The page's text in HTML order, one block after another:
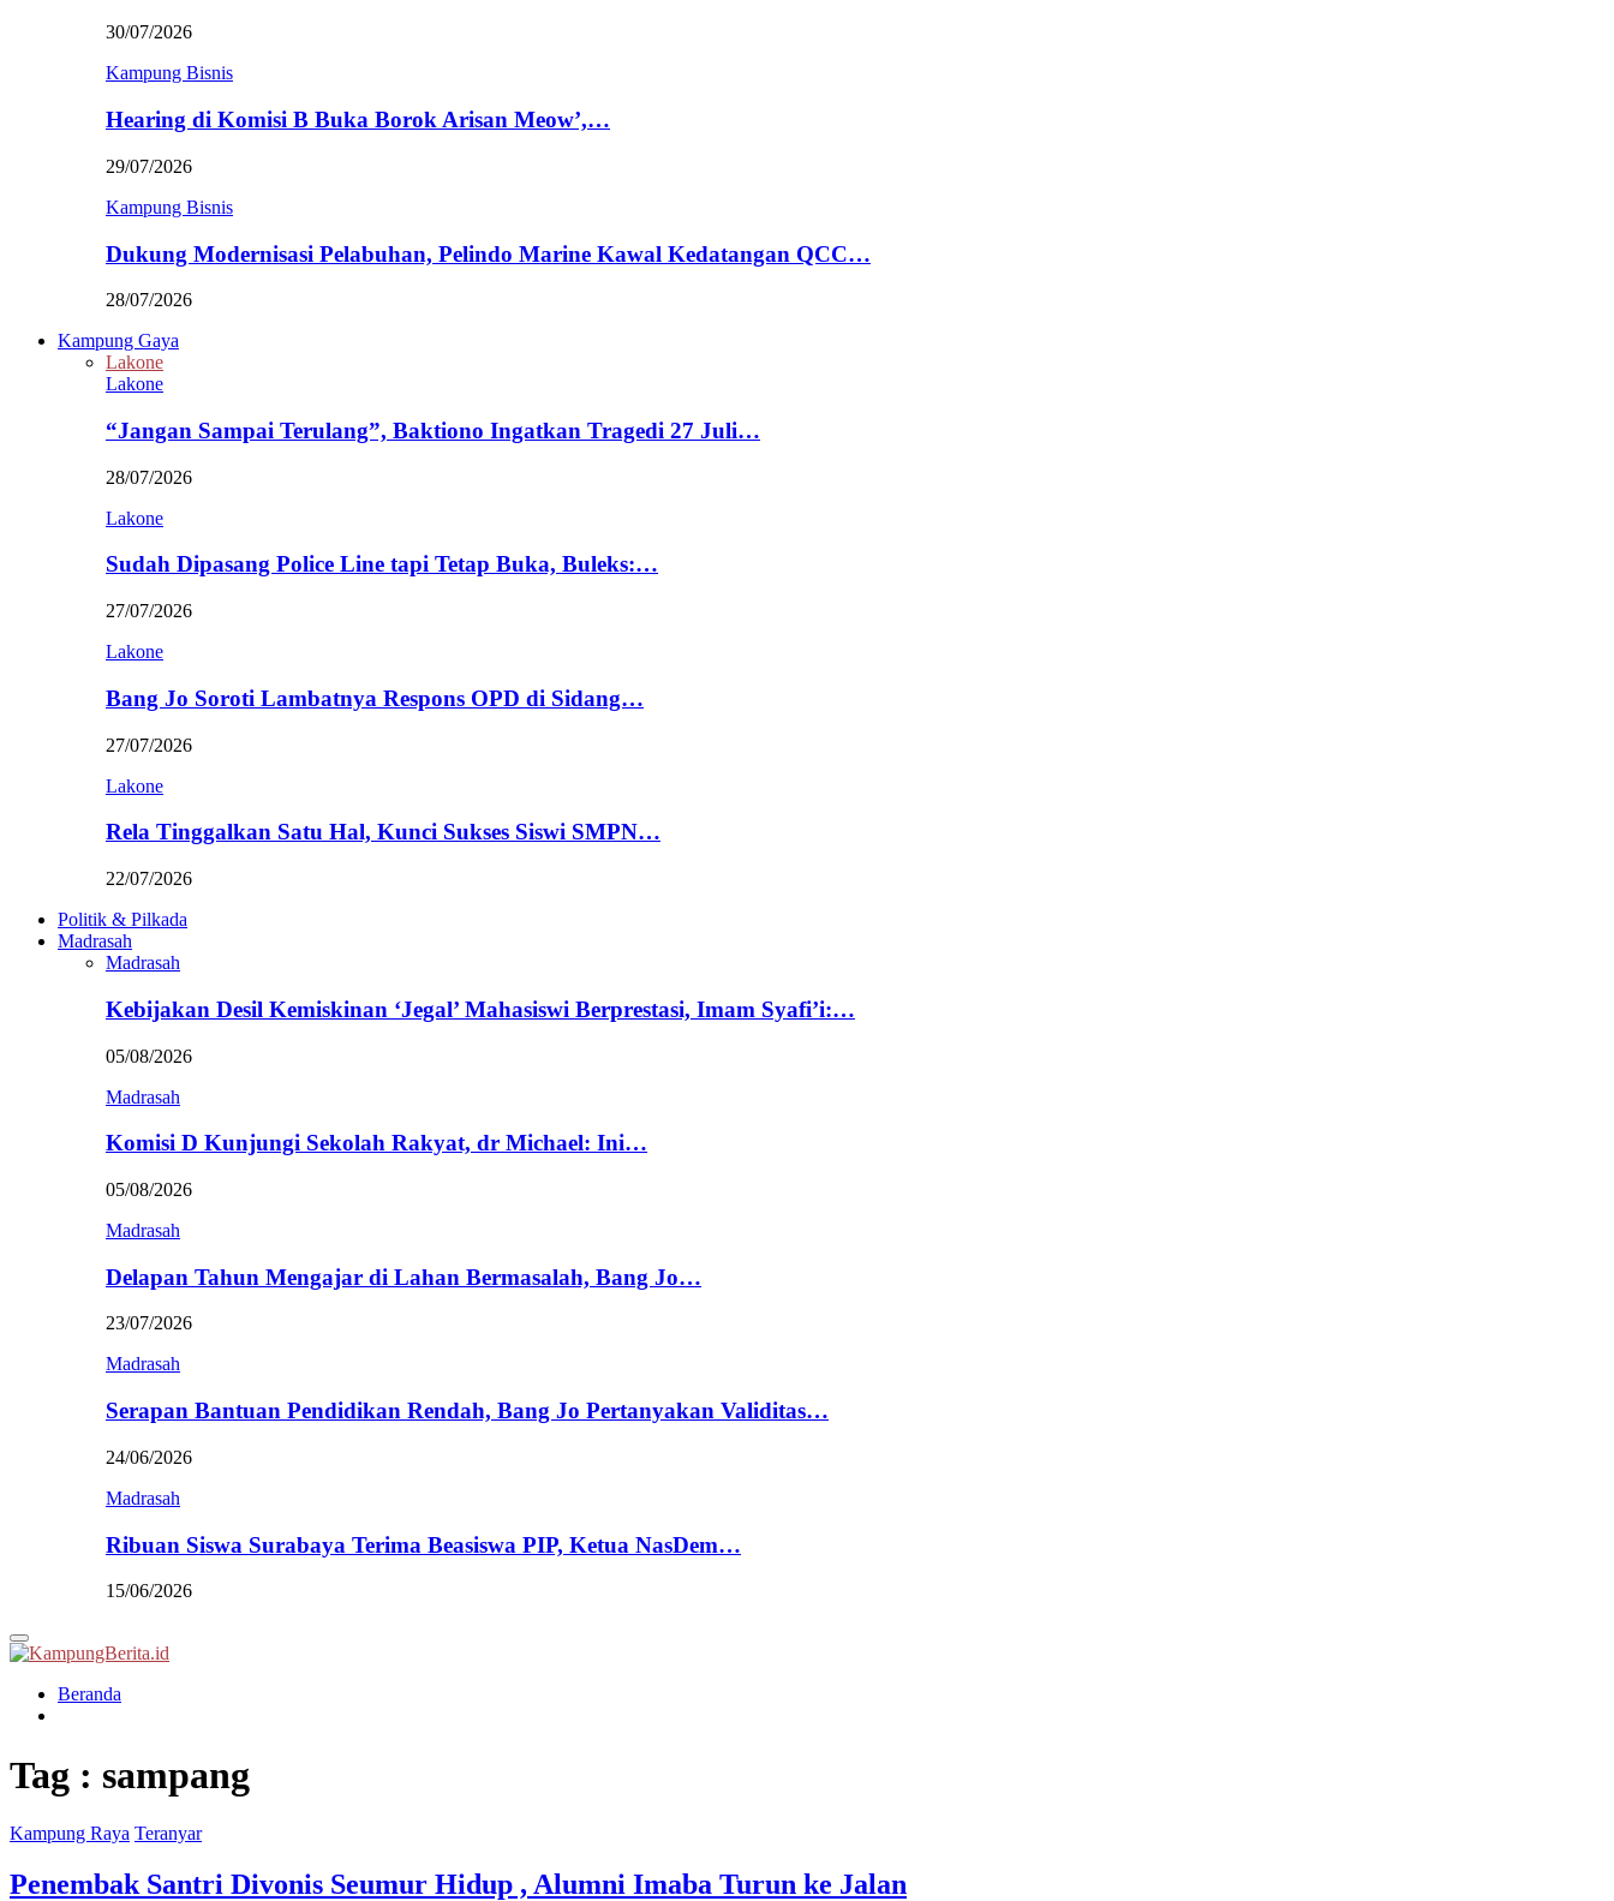
30/07/2026
Kampung Bisnis
Hearing di Komisi B Buka Borok Arisan Meow’,…
29/07/2026
Kampung Bisnis
Dukung Modernisasi Pelabuhan, Pelindo Marine Kawal Kedatangan QCC…
28/07/2026
Kampung Gaya
Lakone
Lakone
“Jangan Sampai Terulang”, Baktiono Ingatkan Tragedi 27 Juli…
28/07/2026
Lakone
Sudah Dipasang Police Line tapi Tetap Buka, Buleks:…
27/07/2026
Lakone
Bang Jo Soroti Lambatnya Respons OPD di Sidang…
27/07/2026
Lakone
Rela Tinggalkan Satu Hal, Kunci Sukses Siswi SMPN…
22/07/2026
Politik & Pilkada
Madrasah
Madrasah
Kebijakan Desil Kemiskinan ‘Jegal’ Mahasiswi Berprestasi, Imam Syafi’i:…
05/08/2026
Madrasah
Komisi D Kunjungi Sekolah Rakyat, dr Michael: Ini…
05/08/2026
Madrasah
Delapan Tahun Mengajar di Lahan Bermasalah, Bang Jo…
23/07/2026
Madrasah
Serapan Bantuan Pendidikan Rendah, Bang Jo Pertanyakan Validitas…
24/06/2026
Madrasah
Ribuan Siswa Surabaya Terima Beasiswa PIP, Ketua NasDem…
15/06/2026
Primary
Menu
Beranda
Tag : sampang
Kampung Raya Teranyar
Penembak Santri Divonis Seumur Hidup , Alumni Imaba Turun ke Jalan